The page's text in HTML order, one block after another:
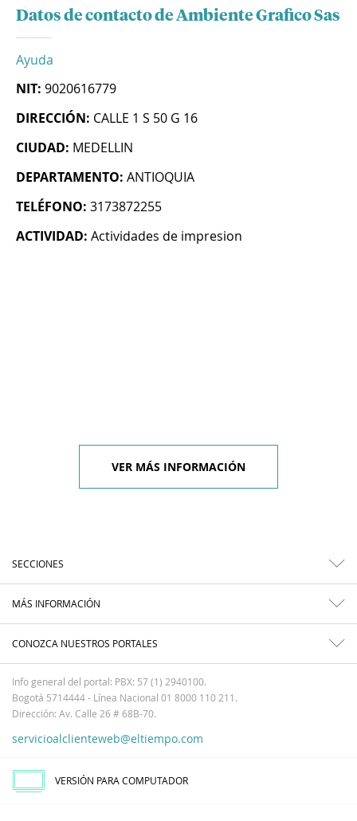
Datos de contacto de Ambiente Grafico Sas
Ayuda
NIT: 9020616779
DIRECCIÓN: CALLE 1 S 50 G 16
CIUDAD: MEDELLIN
DEPARTAMENTO: ANTIOQUIA
TELÉFONO: 3173872255
ACTIVIDAD: Actividades de impresion
VER MÁS INFORMACIÓN
SECCIONES
MÁS INFORMACIÓN
CONOZCA NUESTROS PORTALES
Info general del portal: PBX: 57 (1) 2940100.
Bogotá 5714444 - Línea Nacional 01 8000 110 211.
Dirección: Av. Calle 26 # 68B-70.
servicioalclienteweb@eltiempo.com
VERSIÓN PARA COMPUTADOR